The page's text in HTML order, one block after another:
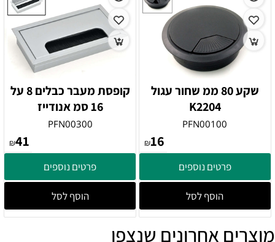
שקע 80 ממ שחור עגול
K2204
PFN00100
₪16
פרטים נוספים
הוסף לסל
קופסת מעבר כבלים 8 על
16 סמ אנודייז
PFN00300
₪41
פרטים נוספים
הוסף לסל
מוצרים אחרונים שנצפו